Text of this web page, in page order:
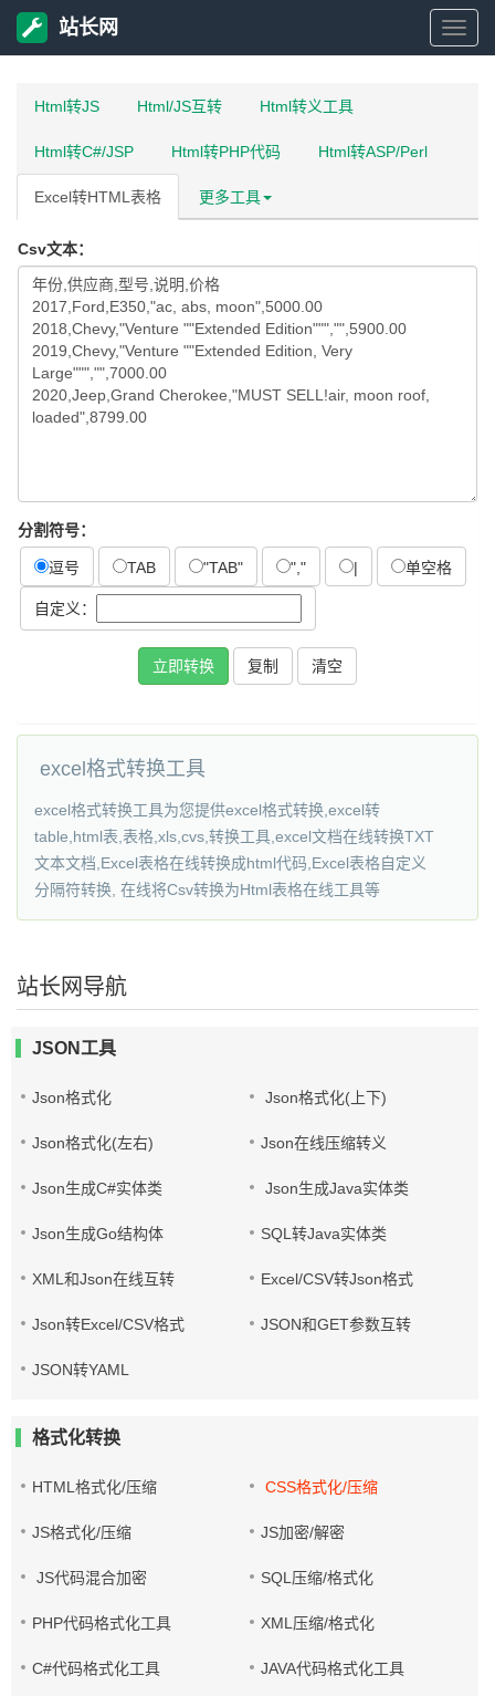
站
站长网
Html转JS Html/JS互转 Html转义工具
Html转C#/JSP Html转PHP代码 Html转ASP/Perl
Excel转HTML表格 更多工具
Csv文本：
分割符号：
逗号 TAB "TAB" "," | 单空格
自定义：
立即转换 复制
excel格式转换工具
excel格式转换工具为您提供excel格式转换,excel转
table,html表,表格,xls,cvs,转换工具,excel文档在线转换TXT
文本文档,Excel表格在线转换成html代码,Excel表格自定义
分隔符转换, 在线将Csv转换为Html表格在线工具等
站长网导航
JSON工具
Json格式化 Json格式化(上下)
Json格式化(左右) Json在线压缩转义
Json生成C#实体类 Json生成Java实体类
Json生成Go结构体 SQL转Java实体类
XML和Json在线互转 Excel/CSV转Json格式
Json转Excel/CSV格式 JSON和GET参数互转
JSON转YAML
格式化转换
HTML格式化/压缩 CSS格式化/压缩
JS格式化/压缩 JS加密/解密
JS代码混合加密 SQL压缩/格式化
PHP代码格式化工具 XML压缩/格式化
C#代码格式化工具 JAVA代码格式化工具